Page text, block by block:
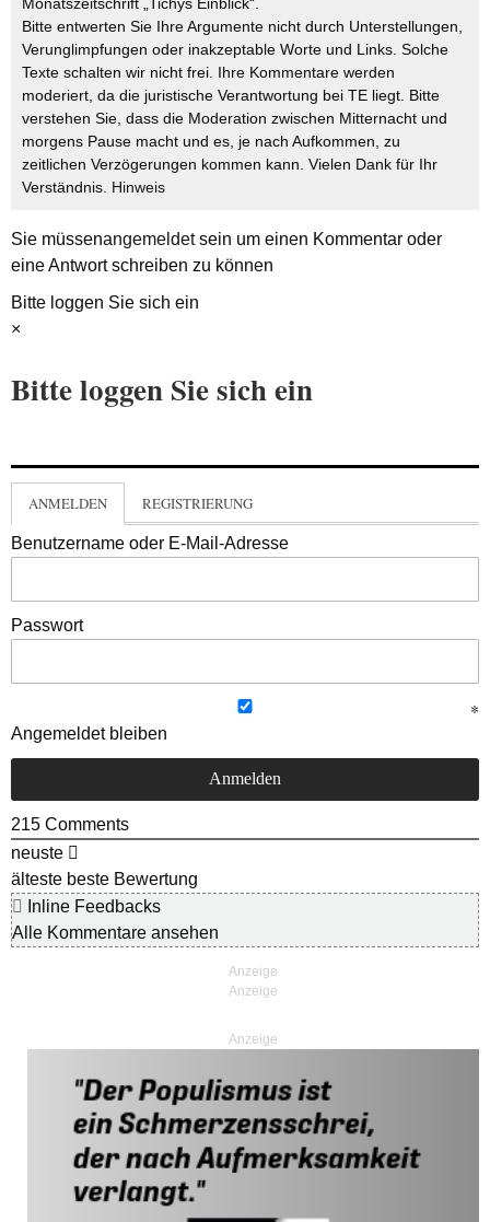
Bitte entwerten Sie Ihre Argumente nicht durch Unterstellungen,
Verunglimpfungen oder inakzeptable Worte und Links. Solche
Texte schalten wir nicht frei. Ihre Kommentare werden
moderiert, da die juristische Verantwortung bei TE liegt. Bitte
verstehen Sie, dass die Moderation zwischen Mitternacht und
morgens Pause macht und es, je nach Aufkommen, zu
zeitlichen Verzögerungen kommen kann. Vielen Dank für Ihr
Verständnis. Hinweis
Sie müssenangemeldetsein um einen Kommentar oder
eine Antwort schreiben zu können
Bitte loggen Sie sich ein
×
Bitte loggen Sie sich ein
ANMELDEN REGISTRIERUNG
Benutzername oder E-Mail-Adresse
Passwort
Angemeldet bleiben
215 Comments
neuste
älteste beste Bewertung
Inline Feedbacks
Alle Kommentare ansehen
Anzeige